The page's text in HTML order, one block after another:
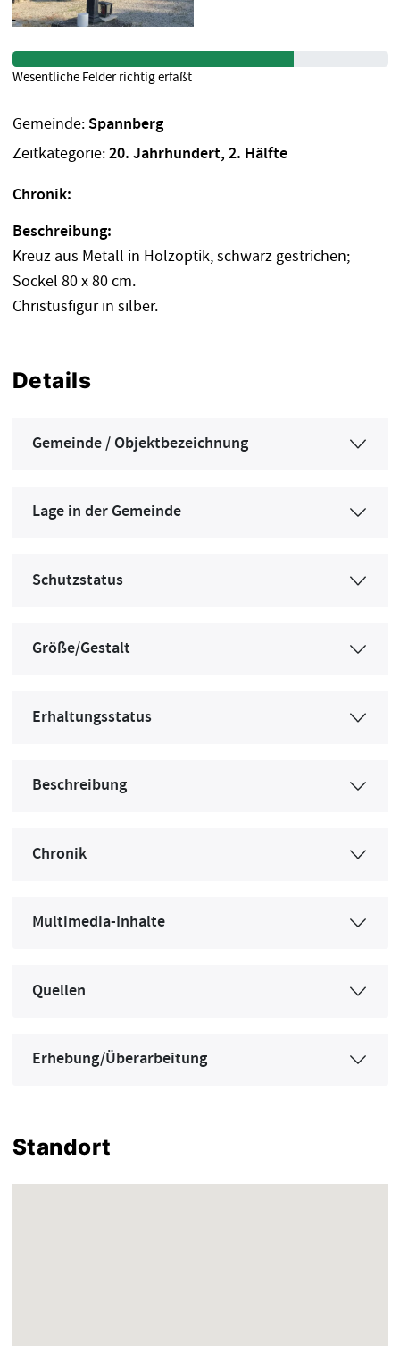
Gemeinde: Spannberg
Zeitkategorie:20. Jahrhundert, 2. Hälfte
Chronik:
Beschreibung:
Kreuz aus Metall in Holzoptik, schwarz gestrichen;
Sockel 80 x 80 cm.
Christusfigur in silber.
Details
Gemeinde / Objektbezeichnung
Lage in der Gemeinde
Schutzstatus
Größe/Gestalt
Erhaltungsstatus
Beschreibung
Chronik
Multimedia-Inhalte
Quellen
Erhebung/Überarbeitung
Standort
Wesentliche Felder richtig erfaßt